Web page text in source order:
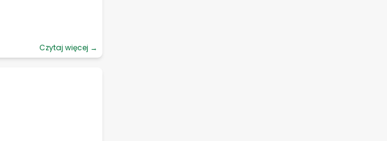
Czytaj więcej →